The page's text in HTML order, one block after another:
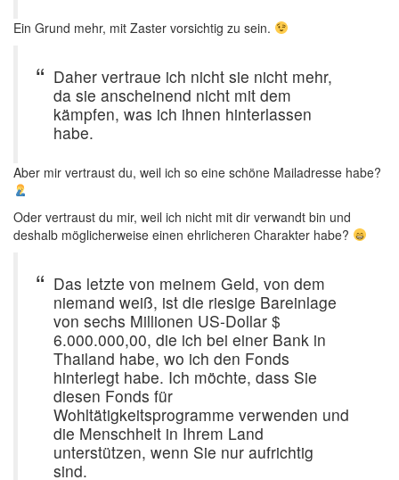
Ein Grund mehr, mit Zaster vorsichtig zu sein.
Daher vertraue ich nicht sie nicht mehr,
da sie anscheinend nicht mit dem
kämpfen, was ich ihnen hinterlassen
habe.
Aber mir vertraust du, weil ich so eine schöne Mailadresse habe?
Oder vertraust du mir, weil ich nicht mit dir verwandt bin und
deshalb möglicherweise einen ehrlicheren Charakter habe?
Das letzte von meinem Geld, von dem
niemand weiß, ist die riesige Bareinlage
von sechs Millionen US-Dollar $
6.000.000,00, die ich bei einer Bank in
Thailand habe, wo ich den Fonds
hinterlegt habe. Ich möchte, dass Sie
diesen Fonds für
Wohltätigkeitsprogramme verwenden und
die Menschheit in Ihrem Land
unterstützen, wenn Sie nur aufrichtig
sind.